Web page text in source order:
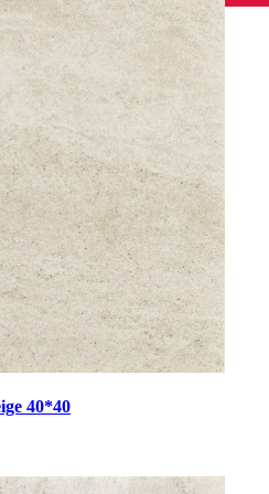
EMILLY / MILIO
комната, Кухня
40*40